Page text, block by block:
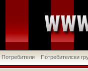
Потребители Потребителски